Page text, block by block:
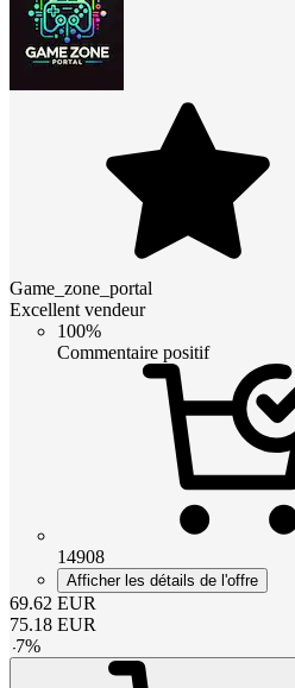
Game_zone_portal
Excellent vendeur
100%
Commentaire positif
14908
Afficher les détails de l'offre
69.62 EUR
75.18 EUR
-7%